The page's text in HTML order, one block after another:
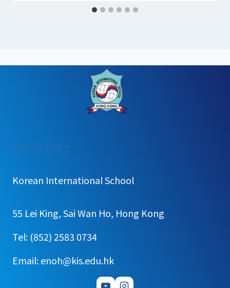
Privacy Policy:
지]
급
식
청
Korean International School
55 Lei King, Sai Wan Ho, Hong Kong
Tel: (852) 2583 0734
Email: enoh@kis.edu.hk